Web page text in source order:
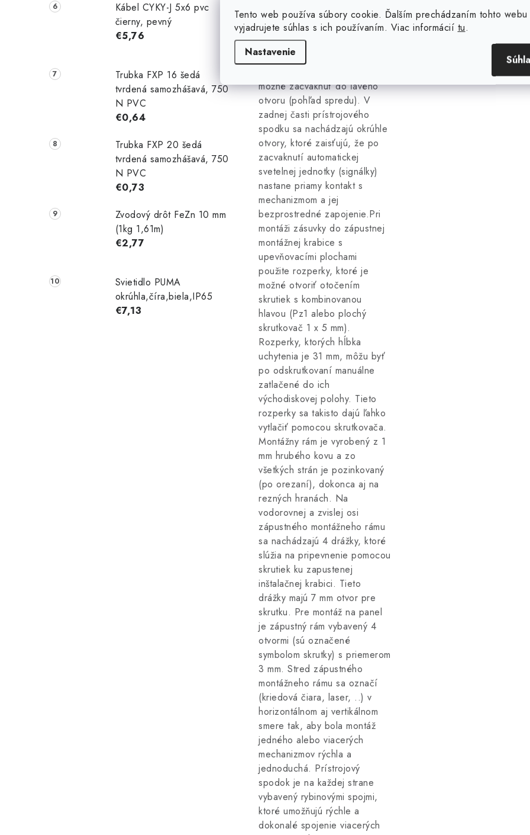
Tento web používa súbory cookie. Ďalším prechádzaním tohto webu
vyjadrujete súhlas s ich používaním. Viac informácií tu.
Nastavenie
Kábel CYKY-J 5x6 pvc
čierny, pevný
€5,76
Trubka FXP 16 šedá
tvrdená samozhášavá, 750
N PVC
€0,64
Trubka FXP 20 šedá
tvrdená samozhášavá, 750
N PVC
€0,73
Zvodový drôt FeZn 10 mm
(1kg 1,61m)
€2,77
Svietidlo PUMA
okrúhla,číra,biela,IP65
€7,13
spodku obsahuje obdĺžnikové
otvory pre integráciu svetelnej
jednotky. Svetelnú jednotku s
vodičmi alebo jednotku
možné zacvaknúť do ľavého
otvoru (pohľad spredu). V
zadnej časti prístrojového
spodku sa nachádzajú okrúhle
otvory, ktoré zaisťujú, že po
zacvaknutí automatickej
svetelnej jednotky (signálky)
nastane priamy kontakt s
mechanizmom a jej
bezprostredné zapojenie.Pri
montáži zásuvky do zápustnej
montážnej krabice s
upevňovacími plochami
použite rozperky, ktoré je
možné otvoriť otočením
skrutiek s kombinovanou
hlavou (Pz1 alebo plochý
skrutkovač 1 x 5 mm).
Rozperky, ktorých hĺbka
uchytenia je 31 mm, môžu byť
po odskrutkovaní manuálne
zatlačené do ich
východiskovej polohy. Tieto
rozperky sa takisto dajú ľahko
vytlačiť pomocou skrutkovača.
Montážny rám je vyrobený z 1
mm hrubého kovu a zo
všetkých strán je pozinkovaný
(po orezaní), dokonca aj na
rezných hranách. Na
vodorovnej a zvislej osi
zápustného montážneho rámu
sa nachádzajú 4 drážky, ktoré
slúžia na pripevnenie pomocou
skrutiek ku zapustenej
inštalačnej krabici. Tieto
drážky majú 7 mm otvor pre
skrutku. Pre montáž na panel
je zápustný rám vybavený 4
otvormi (sú označené
symbolom skrutky) s priemerom
3 mm. Stred zápustného
montážneho rámu sa označí
(kriedová čiara, laser, ..) v
horizontálnom aj vertikálnom
smere tak, aby bola montáž
jedného alebo viacerých
mechanizmov rýchla a
jednoduchá. Prístrojový
spodok je na každej strane
vybavený rybinovými spojmi,
ktoré umožňujú rýchle a
dokonalé spojenie viacerých